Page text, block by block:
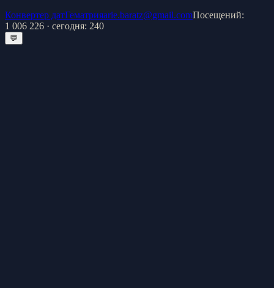
Конвертер датГематрияarie.baratz@gmail.comПосещений:
1 006 226 · сегодня: 240
💬